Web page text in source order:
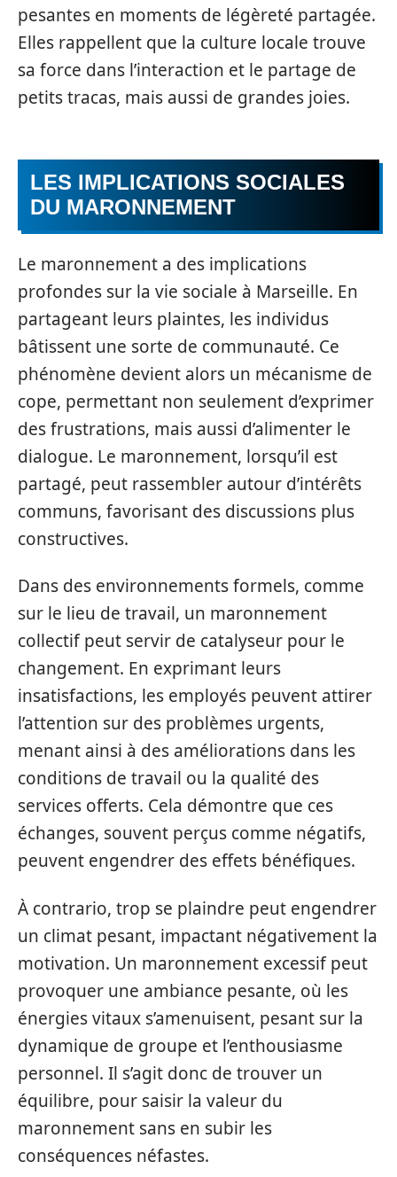
pesantes en moments de légèreté partagée.
Elles rappellent que la culture locale trouve
sa force dans l’interaction et le partage de
petits tracas, mais aussi de grandes joies.
LES IMPLICATIONS SOCIALES
DU MARONNEMENT
Le maronnement a des implications
profondes sur la vie sociale à Marseille. En
partageant leurs plaintes, les individus
bâtissent une sorte de communauté. Ce
phénomène devient alors un mécanisme de
cope, permettant non seulement d’exprimer
des frustrations, mais aussi d’alimenter le
dialogue. Le maronnement, lorsqu’il est
partagé, peut rassembler autour d’intérêts
communs, favorisant des discussions plus
constructives.
Dans des environnements formels, comme
sur le lieu de travail, un maronnement
collectif peut servir de catalyseur pour le
changement. En exprimant leurs
insatisfactions, les employés peuvent attirer
l’attention sur des problèmes urgents,
menant ainsi à des améliorations dans les
conditions de travail ou la qualité des
services offerts. Cela démontre que ces
échanges, souvent perçus comme négatifs,
peuvent engendrer des effets bénéfiques.
À contrario, trop se plaindre peut engendrer
un climat pesant, impactant négativement la
motivation. Un maronnement excessif peut
provoquer une ambiance pesante, où les
énergies vitaux s’amenuisent, pesant sur la
dynamique de groupe et l’enthousiasme
personnel. Il s’agit donc de trouver un
équilibre, pour saisir la valeur du
maronnement sans en subir les
conséquences néfastes.